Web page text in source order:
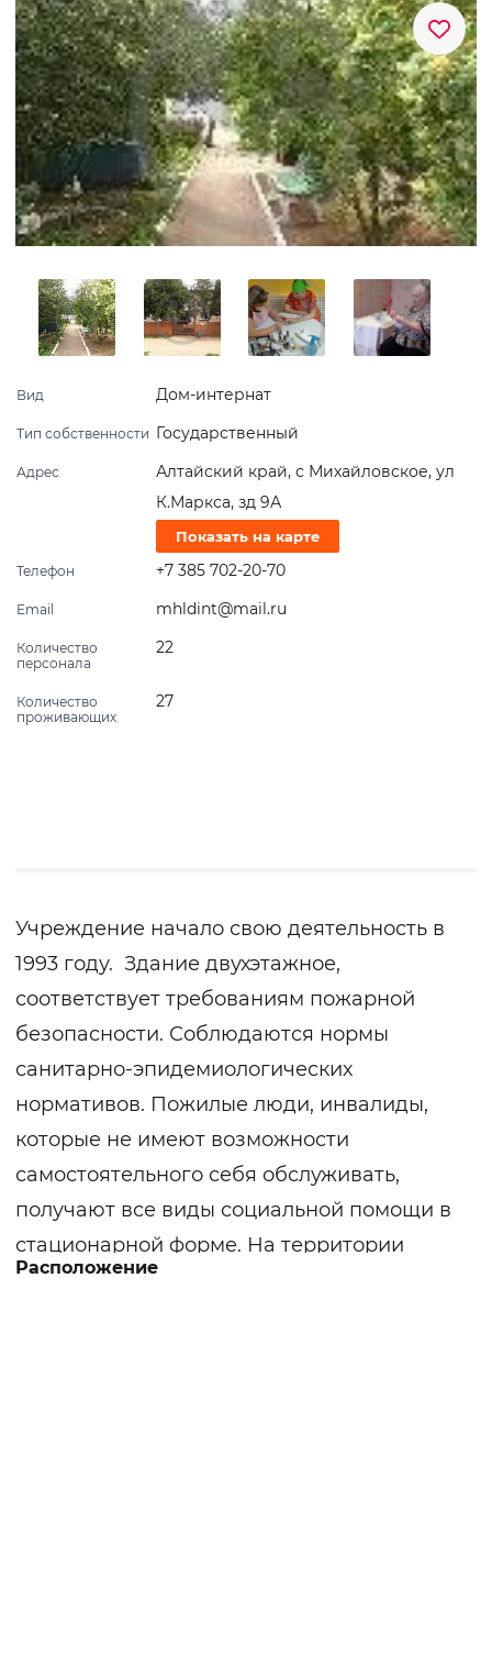
Вид Дом-интернат
Тип собственности Государственный
Адрес
Алтайский край, с Михайловское, ул
К.Маркса, зд 9А
Показать на карте
Телефон +7 385 702-20-70
Email mhldint@mail.ru
Количество
персонала
22
Количество
проживающих
27
Учреждение начало свою деятельность в
1993 году. Здание двухэтажное,
соответствует требованиям пожарной
безопасности. Соблюдаются нормы
санитарно-эпидемиологических
нормативов. Пожилые люди, инвалиды,
которые не имеют возможности
самостоятельного себя обслуживать,
получают все виды социальной помощи в
стационарной форме. На территории
интерната кроме жилого корпуса
Расположение